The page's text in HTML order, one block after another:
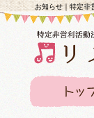
お知らせ｜特定非